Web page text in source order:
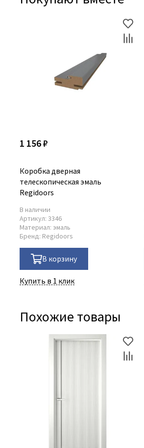
1 156 ₽
Коробка дверная
телескопическая эмаль
Regidoors
В наличии
Артикул: 3346
Материал: эмаль
Бренд: Regidoors
В корзину
Купить в 1 клик
Похожие товары